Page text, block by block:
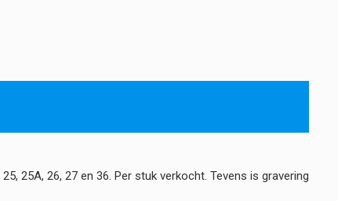
25A, 26, 27 en 36. Per stuk verkocht. Tevens is gravering